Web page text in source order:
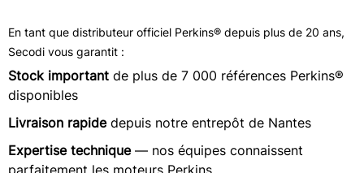
En tant que distributeur officiel Perkins® depuis plus de 20 ans,
Secodi vous garantit :
Stock important de plus de 7 000 références Perkins®
disponibles
Livraison rapidedepuis notre entrepôt de Nantes
Expertise technique— nos équipes connaissent
parfaitement les moteurs Perkins